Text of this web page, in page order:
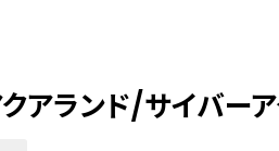
アランド/サイバー